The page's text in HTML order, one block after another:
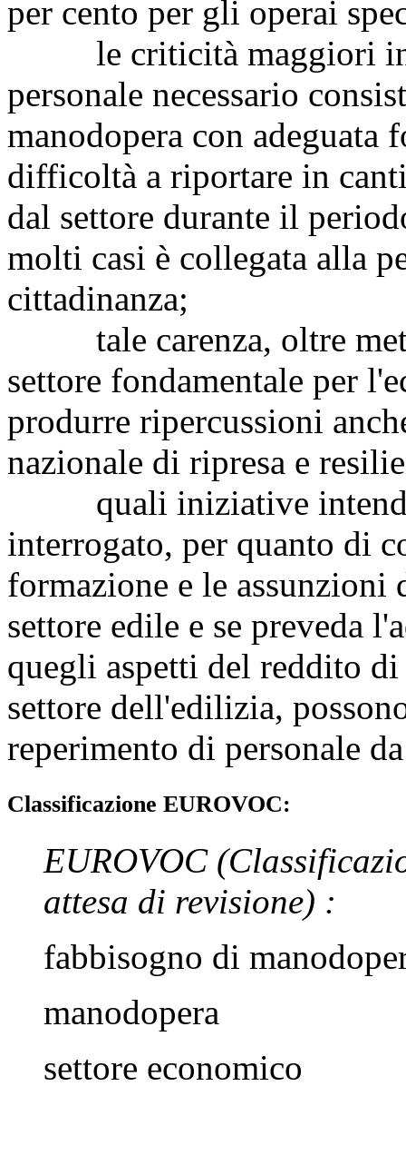
per cento per gli operai
le criticità maggiori
personale necessario
manodopera con adeguata
difficoltà a riportare in
dal settore durante il
molti casi è collegata alla
cittadinanza;
tale carenza, oltre
settore fondamentale per
produrre ripercussioni
nazionale di ripresa e
quali iniziative intenda
interrogato, per quanto di
formazione e le assunzioni
settore edile e se preveda
quegli aspetti del reddito
settore dell'edilizia,
reperimento di personale
Classificazione EUROVOC:
EUROVOC
attesa di revisione) :
fabbisogno di
manodopera
settore economico